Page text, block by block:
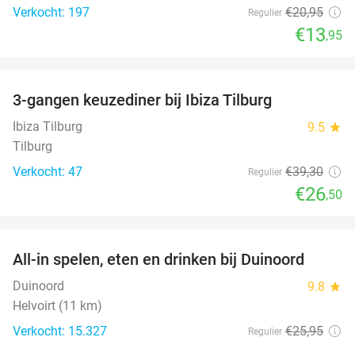
Verkocht: 197
Regulier €20,95
€13,95
3-gangen keuzediner bij Ibiza Tilburg
Ibiza Tilburg 9.5 star
Tilburg
Verkocht: 47
Regulier €39,30
€26,50
All-in spelen, eten en drinken bij Duinoord
Duinoord 9.8 star
Helvoirt (11 km)
Verkocht: 15.327
Regulier €25,95